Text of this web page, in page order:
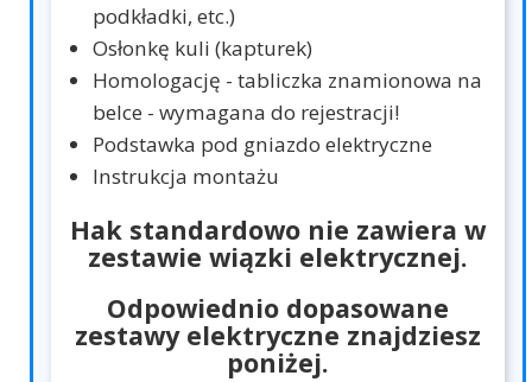
podkładki, etc.)
Osłonkę kuli (kapturek)
Homologację - tabliczka znamionowa na
belce - wymagana do rejestracji!
Podstawka pod gniazdo elektryczne
Instrukcja montażu
Hak standardowo nie zawiera w
zestawie wiązki elektrycznej.
Odpowiednio dopasowane
zestawy elektryczne znajdziesz
poniżej.